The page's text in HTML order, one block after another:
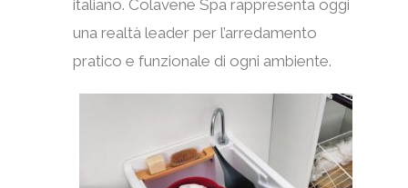
italiano. Colavene Spa rappresenta oggi
una realtà leader per l’arredamento
pratico e funzionale di ogni ambiente.